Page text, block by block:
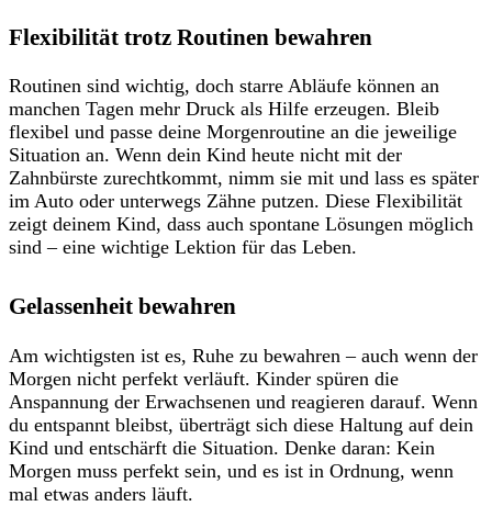
Flexibilität trotz Routinen bewahren
Routinen sind wichtig, doch starre Abläufe können an
manchen Tagen mehr Druck als Hilfe erzeugen. Bleib
flexibel und passe deine Morgenroutine an die jeweilige
Situation an. Wenn dein Kind heute nicht mit der
Zahnbürste zurechtkommt, nimm sie mit und lass es später
im Auto oder unterwegs Zähne putzen. Diese Flexibilität
zeigt deinem Kind, dass auch spontane Lösungen möglich
sind – eine wichtige Lektion für das Leben.
Gelassenheit bewahren
Am wichtigsten ist es, Ruhe zu bewahren – auch wenn der
Morgen nicht perfekt verläuft. Kinder spüren die
Anspannung der Erwachsenen und reagieren darauf. Wenn
du entspannt bleibst, überträgt sich diese Haltung auf dein
Kind und entschärft die Situation. Denke daran: Kein
Morgen muss perfekt sein, und es ist in Ordnung, wenn
mal etwas anders läuft.